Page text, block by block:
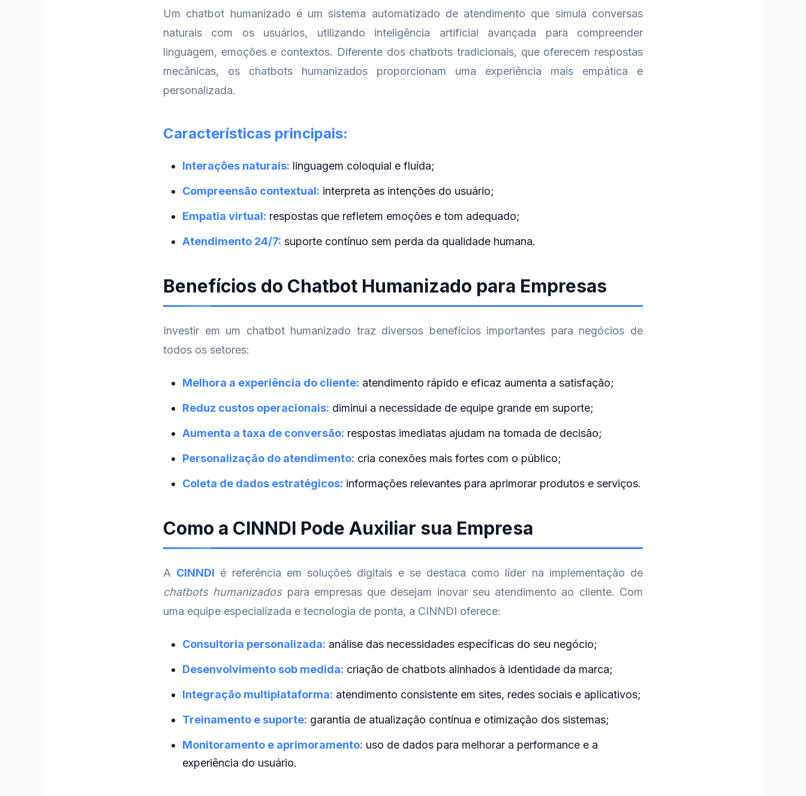
Um chatbot humanizado é um sistema automatizado de atendimento que simula conversas
naturais com os usuários, utilizando inteligência artificial avançada para compreender
linguagem, emoções e contextos. Diferente dos chatbots tradicionais, que oferecem respostas
mecânicas, os chatbots humanizados proporcionam uma experiência mais empática e
personalizada.
Características principais:
Interações naturais: linguagem coloquial e fluída;
Compreensão contextual: interpreta as intenções do usuário;
Empatia virtual: respostas que refletem emoções e tom adequado;
Atendimento 24/7: suporte contínuo sem perda da qualidade humana.
Benefícios do Chatbot Humanizado para Empresas
Investir em um chatbot humanizado traz diversos benefícios importantes para negócios de
todos os setores:
Melhora a experiência do cliente: atendimento rápido e eficaz aumenta a satisfação;
Reduz custos operacionais: diminui a necessidade de equipe grande em suporte;
Aumenta a taxa de conversão: respostas imediatas ajudam na tomada de decisão;
Personalização do atendimento: cria conexões mais fortes com o público;
Coleta de dados estratégicos: informações relevantes para aprimorar produtos e serviços.
Como a CINNDI Pode Auxiliar sua Empresa
A CINNDI é referência em soluções digitais e se destaca como líder na implementação de
chatbots humanizados para empresas que desejam inovar seu atendimento ao cliente. Com
uma equipe especializada e tecnologia de ponta, a CINNDI oferece:
Consultoria personalizada: análise das necessidades específicas do seu negócio;
Desenvolvimento sob medida: criação de chatbots alinhados à identidade da marca;
Integração multiplataforma: atendimento consistente em sites, redes sociais e aplicativos;
Treinamento e suporte: garantia de atualização contínua e otimização dos sistemas;
Monitoramento e aprimoramento: uso de dados para melhorar a performance e a
experiência do usuário.